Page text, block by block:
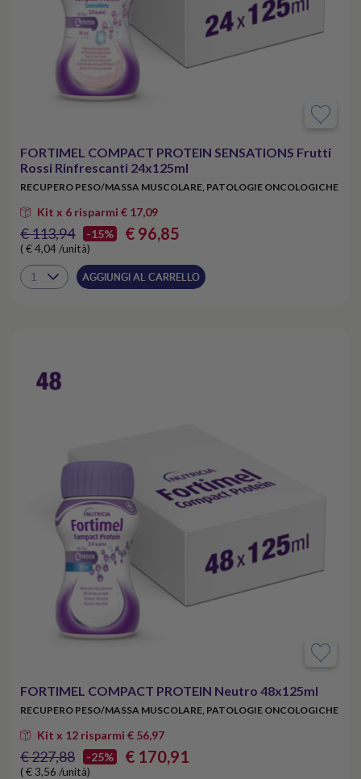
FORTIMEL COMPACT PROTEIN SENSATIONS Frutti
Rossi Rinfrescanti 24x125ml
RECUPERO PESO/MASSA MUSCOLARE, PATOLOGIE ONCOLOGICHE
Kit x 6 risparmi € 17,09
€ 113,94 -15% € 96,85
( € 4,04 /unità)
AGGIUNGI AL CARRELLO
FORTIMEL COMPACT PROTEIN Neutro 48x125ml
RECUPERO PESO/MASSA MUSCOLARE, PATOLOGIE ONCOLOGICHE
Kit x 12 risparmi € 56,97
€ 227,88 -25% € 170,91
( € 3,56 /unità)